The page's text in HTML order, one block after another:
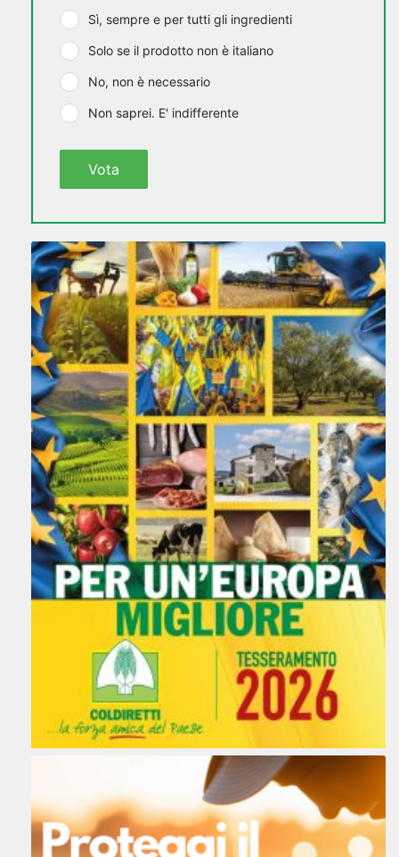
Sì, sempre e per tutti gli ingredienti
Solo se il prodotto non è italiano
No, non è necessario
Non saprei. E' indifferente
Vota